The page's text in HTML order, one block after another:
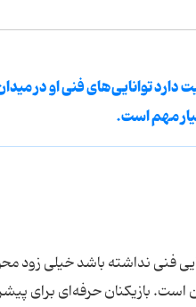
دارد توانایی‌های فنی او در
مهم است.
فنی نداشته باشد خیلی زود
بازیکنان حرفه‌ای برای